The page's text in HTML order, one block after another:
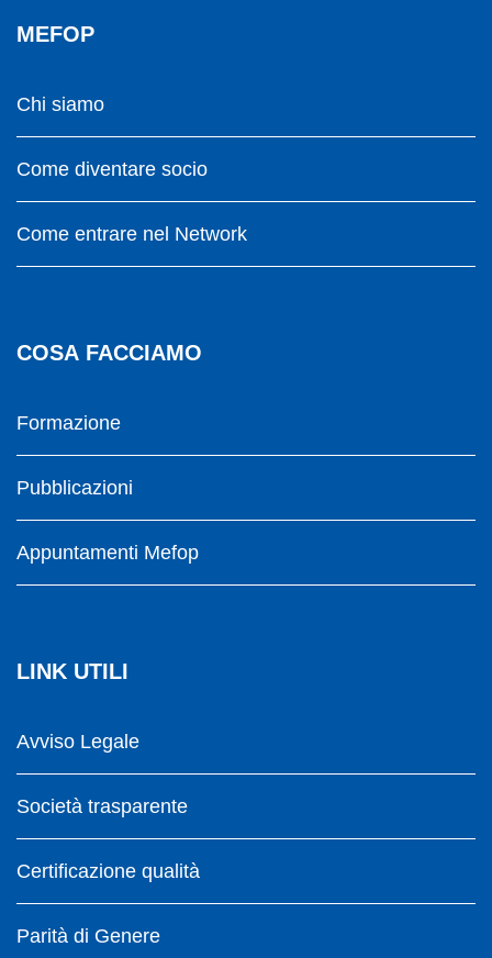
MEFOP
Chi siamo
Come diventare socio
Come entrare nel Network
COSA FACCIAMO
Formazione
Pubblicazioni
Appuntamenti Mefop
LINK UTILI
Avviso Legale
Società trasparente
Certificazione qualità
Parità di Genere